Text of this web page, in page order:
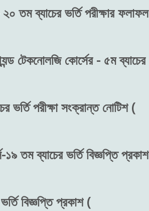
তম ব্যাচের ভর্তি পরীক্ষার ফলাফল
টেকনোলজি কোর্সের - ৫ম ব্যাচের
ভর্তি পরীক্ষা সংক্রান্ত নোটিশ (
তম ব্যাচের ভর্তি বিজ্ঞপ্তি প্রকাশ
বিজ্ঞপ্তি প্রকাশ (